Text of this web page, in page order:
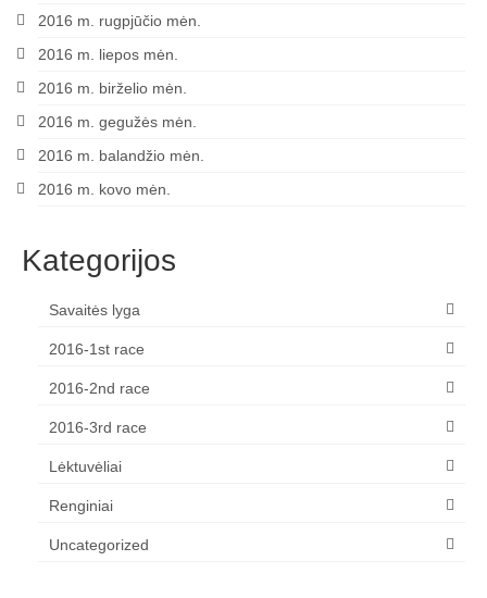
2016 m. rugpjūčio mėn.
2016 m. liepos mėn.
2016 m. birželio mėn.
2016 m. gegužės mėn.
2016 m. balandžio mėn.
2016 m. kovo mėn.
Kategorijos
Savaitės lyga
2016-1st race
2016-2nd race
2016-3rd race
Lėktuvėliai
Renginiai
Uncategorized